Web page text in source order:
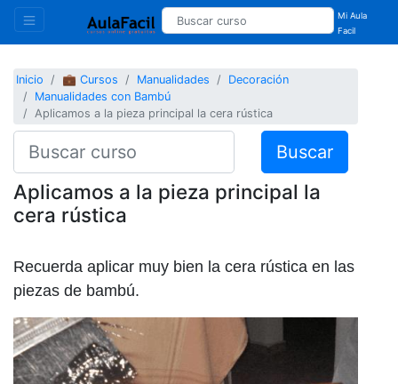
Mi Aula
Facil
Inicio 💼 Cursos Manualidades
Decoración
Manualidades con Bambú
Aplicamos a la pieza principal la cera rústica
Buscar
Aplicamos a la pieza principal la
cera rústica
Recuerda aplicar muy bien la cera rústica en las
piezas de bambú.